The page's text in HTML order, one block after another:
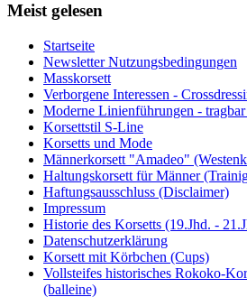
Meist gelesen
Startseite
Newsletter Nutzungsbedingungen
Masskorsett
Verborgene Interessen -
Moderne Linienführungen -
Korsettstil S-Line
Korsetts und Mode
Männerkorsett "Amadeo"
Haltungskorsett für Männer
Haftungsausschluss (Disclaimer)
Impressum
Historie des Korsetts (19.Jhd. -
Datenschutzerklärung
Korsett mit Körbchen (Cups)
Vollsteifes historisches Rokoko-
(balleine)